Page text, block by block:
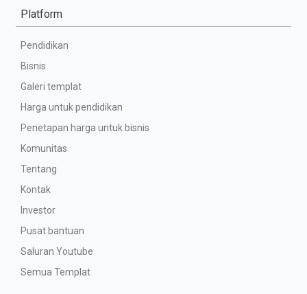
Platform
Pendidikan
Bisnis
Galeri templat
Harga untuk pendidikan
Penetapan harga untuk bisnis
Komunitas
Tentang
Kontak
Investor
Pusat bantuan
Saluran Youtube
Semua Templat